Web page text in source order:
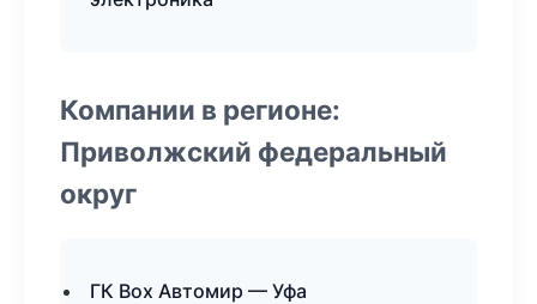
Компании в регионе:
Приволжский федеральный
округ
ГК Box Автомир — Уфа